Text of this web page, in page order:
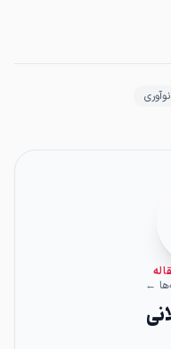
نوآوری
←